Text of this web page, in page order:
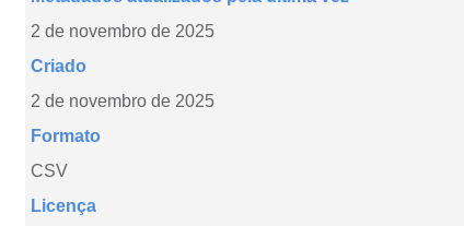
2 de novembro de 2025
Criado
2 de novembro de 2025
Formato
CSV
Licença